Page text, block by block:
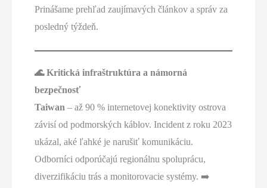
Prinášame prehľad zaujímavých článkov a správ za
posledný týždeň.
🌊 Kritická infraštruktúra a námorná
bezpečnosť
Taiwan – až 90 % internetovej konektivity ostrova
závisí od podmorských káblov. Incident z roku 2023
ukázal, aké ľahké je narušiť komunikáciu.
Odborníci odporúčajú regionálnu spoluprácu,
diverzifikáciu trás a monitorovacie systémy. ➡️